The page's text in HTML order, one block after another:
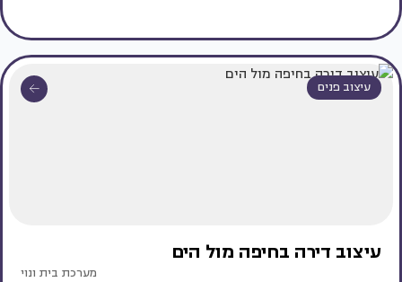
עיצוב פנים
עיצוב דירה בחיפה מול הים
מערכת בית ונוי